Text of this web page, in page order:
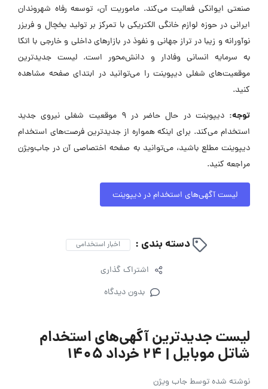
صنعتی ایوانکی فعالیت می‌کند. ماموریت آن، توسعه رفاه شهروندان
ایرانی در حوزه لوازم خانگی الکتریکی با تمرکز بر تولید یخچال و فریزر
نوآورانه و زیبا در تراز جهانی و نفوذ در بازارهای داخلی و خارجی با اتکا
به سرمایه انسانی وفادار و دانش‌محور است. لیست جدیدترین
موقعیت‌های شغلی دیپوینت را می‌توانید در ابتدای صفحه مشاهده
کنید.
توجه:
دیپوینت در حال حاضر در ۹ موقعیت شغلی نیروی جدید
استخدام می‌کند. برای اینکه همواره از جدیدترین فرصت‌های استخدام
دیپوینت مطلع باشید، می‌توانید به صفحه اختصاصی آن در جاب‌ویژن
مراجعه کنید.
لیست آگهی‌های استخدام در دیپوینت
دسته بندی : اخبار استخدامی
اشتراک گذاری
بدون دیدگاه
لیست جدیدترین آگهی‌های استخدام
شاتل موبایل | ۲۴ خرداد ۱۴۰۵
نوشته شده توسطجاب ویژن